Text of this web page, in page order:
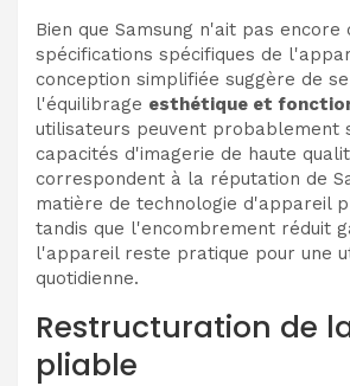
Bien que Samsung n'ait pas encore
spécifications spécifiques de
conception simplifiée suggère de
l'équilibrage esthétique et
utilisateurs peuvent probablement
capacités d'imagerie de haute
correspondent à la réputation de
matière de technologie d'appareil
tandis que l'encombrement réduit
l'appareil reste pratique pour une
quotidienne.
Restructuration de
pliable